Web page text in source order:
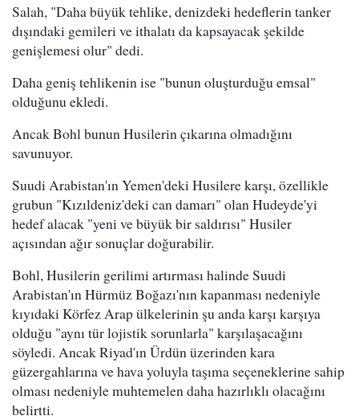
Salah, "Daha büyük tehlike, denizdeki hedeflerin tanker
dışındaki gemileri ve ithalatı da kapsayacak şekilde
genişlemesi olur" dedi.
Daha geniş tehlikenin ise "bunun oluşturduğu emsal"
olduğunu ekledi.
Ancak Bohl bunun Husilerin çıkarına olmadığını
savunuyor.
Suudi Arabistan'ın Yemen'deki Husilere karşı, özellikle
grubun "Kızıldeniz'deki can damarı" olan Hudeyde'yi
hedef alacak "yeni ve büyük bir saldırısı" Husiler
açısından ağır sonuçlar doğurabilir.
Bohl, Husilerin gerilimi artırması halinde Suudi
Arabistan'ın Hürmüz Boğazı'nın kapanması nedeniyle
kıyıdaki Körfez Arap ülkelerinin şu anda karşı karşıya
olduğu "aynı tür lojistik sorunlarla" karşılaşacağını
söyledi. Ancak Riyad'ın Ürdün üzerinden kara
güzergahlarına ve hava yoluyla taşıma seçeneklerine sahip
olması nedeniyle muhtemelen daha hazırlıklı olacağını
belirtti.